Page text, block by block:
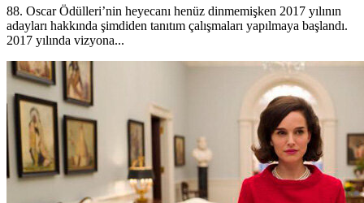
88. Oscar Ödülleri’nin heyecanı henüz dinmemişken 2017 yılının
adayları hakkında şimdiden tanıtım çalışmaları yapılmaya başlandı.
2017 yılında vizyona...